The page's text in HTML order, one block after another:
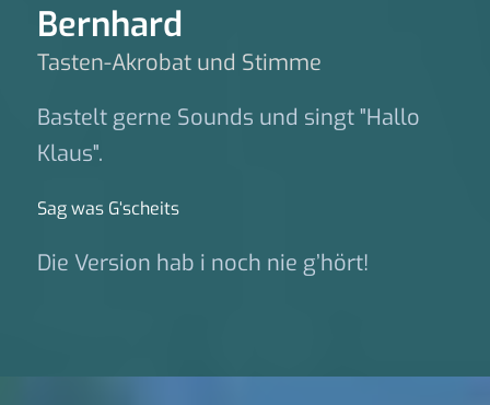
Bernhard
Tasten-Akrobat und Stimme
Bastelt gerne Sounds und singt "Hallo
Klaus".
Sag was G‘scheits
Die Version hab i noch nie g’hört!